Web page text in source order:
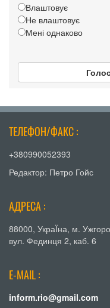
Влаштовує
Не влаштовує
Мені однаково
ТЕЛЕФОН/ФАКС :
+380990052393
Редактор: Петро Гойс
АДРЕСА :
88000, УкраЇна, м.
вул. Фединця 2, каб. 6
E-MAIL :
inform.rio@gmail.com